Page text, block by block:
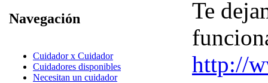
Navegación
Cuidador x Cuidador
Cuidadores disponibles
Necesitan un cuidador
Te
http://